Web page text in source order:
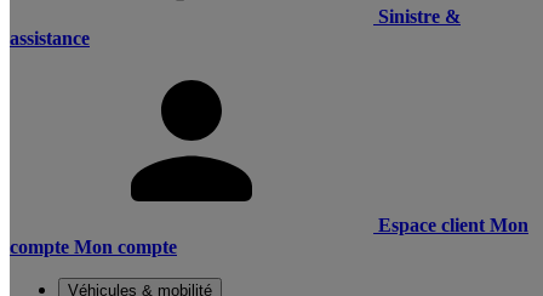
Sinistre &
assistance
Espace client Mon
compte Mon compte
Véhicules & mobilité